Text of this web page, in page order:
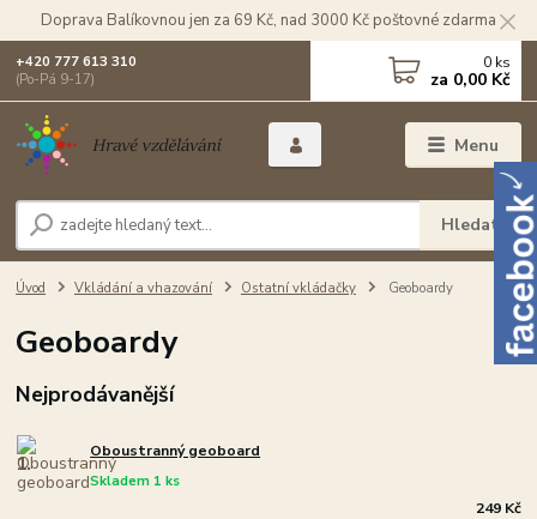
Doprava Balíkovnou jen za 69 Kč, nad 3000 Kč poštovné zdarma
Menu
Hledat
+420 777 613 310
(Po-Pá 9-17)
0 ks
za 0,00 Kč
Úvod Vkládání a vhazování Ostatní vkládačky Geoboardy
Geoboardy
Nejprodávanější
1. Oboustranný geoboard
Skladem 1 ks
249 Kč